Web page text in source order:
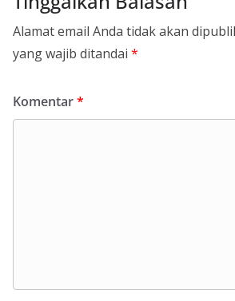
Alamat email Anda tidak akan
yang wajib ditandai *
Komentar*